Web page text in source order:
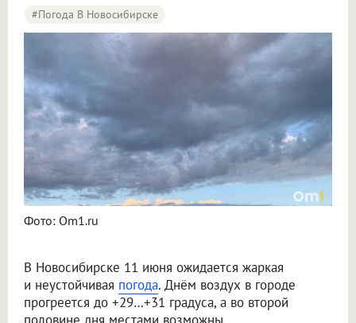
#Погода В Новосибирске
Фото: Om1.ru
В Новосибирске 11 июня ожидается жаркая
и неустойчивая погода. Днём воздух в городе
прогреется до +29…+31 градуса, а во второй